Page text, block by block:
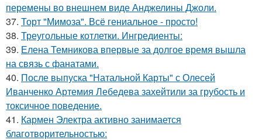
перемены во внешнем виде Анджелины Джоли.
37. Торт "Мимоза". Всё гениальное - просто!
38. Треугольные котлетки. Ингредиенты:
39. Елена Темникова впервые за долгое время вышла
на связь с фанатами.
40. После выпуска "Натальной Карты" с Олесей
Иванченко Артемия Лебедева захейтили за грубость и
токсичное поведение.
41. Кармен Электра активно занимается
благотворительностью: